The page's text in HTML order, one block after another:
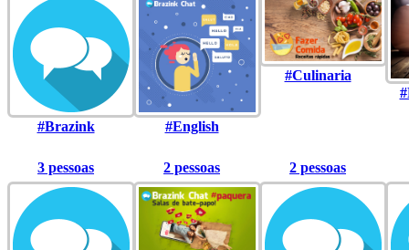
#Brazink #English
#Culinaria
3 pessoas 2 pessoas 2 pessoas